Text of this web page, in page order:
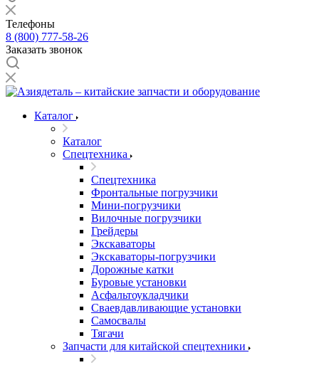
Телефоны
8 (800) 777-58-26
Заказать звонок
Каталог
Каталог
Спецтехника
Спецтехника
Фронтальные погрузчики
Мини-погрузчики
Вилочные погрузчики
Грейдеры
Экскаваторы
Экскаваторы-погрузчики
Дорожные катки
Буровые установки
Асфальтоукладчики
Сваевдавливающие установки
Самосвалы
Тягачи
Запчасти для китайской спецтехники